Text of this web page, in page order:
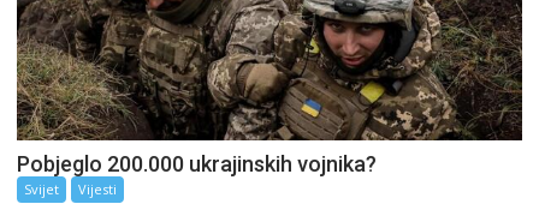
Pobjeglo 200.000 ukrajinskih vojnika?
Svijet Vijesti